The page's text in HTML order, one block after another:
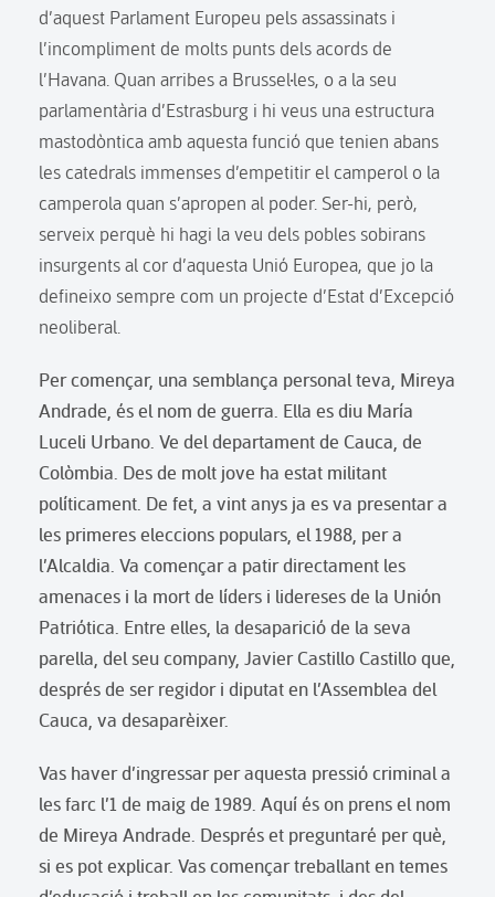
d’aquest Parlament Europeu pels assassinats i
l’incompliment de molts punts dels acords de
l’Havana. Quan arribes a Brussel·les, o a la seu
parlamentària d’Estrasburg i hi veus una estructura
mastodòntica amb aquesta funció que tenien abans
les catedrals immenses d’empetitir el camperol o la
camperola quan s’apropen al poder. Ser-hi, però,
serveix perquè hi hagi la veu dels pobles sobirans
insurgents al cor d’aquesta Unió Europea, que jo la
defineixo sempre com un projecte d’Estat d’Excepció
neoliberal.
Per començar, una semblança personal teva, Mireya
Andrade, és el nom de guerra. Ella es diu María
Luceli Urbano. Ve del departament de Cauca, de
Colòmbia. Des de molt jove ha estat militant
políticament. De fet, a vint anys ja es va presentar a
les primeres eleccions populars, el 1988, per a
l’Alcaldia. Va començar a patir directament les
amenaces i la mort de líders i lidereses de la Unión
Patriótica. Entre elles, la desaparició de la seva
parella, del seu company, Javier Castillo Castillo que,
després de ser regidor i diputat en l’Assemblea del
Cauca, va desaparèixer.
Vas haver d’ingressar per aquesta pressió criminal a
les farc l’1 de maig de 1989. Aquí és on prens el nom
de Mireya Andrade. Després et preguntaré per què,
si es pot explicar. Vas començar treballant en temes